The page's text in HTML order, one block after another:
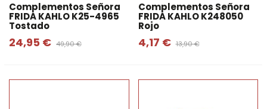
Complementos Señora
FRIDA KAHLO K25-4965
Tostado
24,95 € 49,90 €
Complementos Señora
FRIDA KAHLO K248050
Rojo
4,17 € 13,90 €